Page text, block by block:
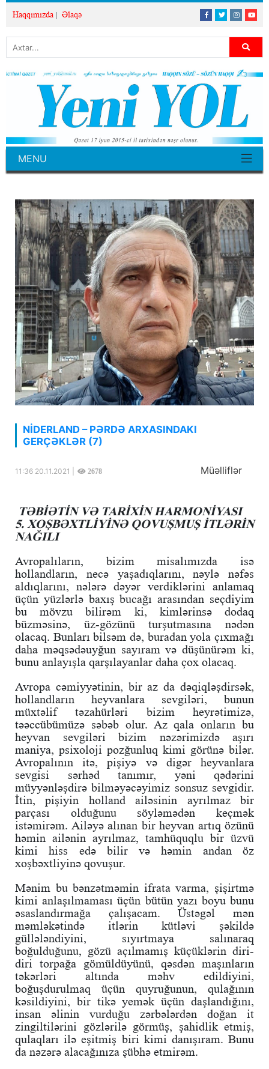
Haqqımızda Əlaqə
MENU
NİDERLAND – PƏRDƏ ARXASINDAKI
GERÇƏKLƏR (7)
11:36 20.11.2021 | 2678 Müəlliflər
TƏBİƏTİN VƏ TARİXİN HARMONİYASI
5. XOŞBƏXTLİYİNƏ QOVUŞMUŞ İTLƏRİN
NAĞILI
Avropalıların, bizim misalımızda isə
hollandların, necə yaşadıqlarını, nəylə nəfəs
aldıqlarını, nələrə dəyər verdiklərini anlamaq
üçün yüzlərlə baxış bucağı arasından seçdiyim
bu mövzu bilirəm ki, kimlərinsə dodaq
büzməsinə, üz-gözünü turşutmasına nədən
olacaq. Bunları bilsəm də, buradan yola çıxmağı
daha məqsədəuyğun sayıram və düşünürəm ki,
bunu anlayışla qarşılayanlar daha çox olacaq.
Avropa cəmiyyətinin, bir az da dəqiqləşdirsək,
hollandların heyvanlara sevgiləri, bunun
müxtəlif təzahürləri bizim heyrətimizə,
təəccübümüzə səbəb olur. Az qala onların bu
heyvan sevgiləri bizim nəzərimizdə aşırı
maniya, psixoloji pozğunluq kimi görünə bilər.
Avropalının itə, pişiyə və digər heyvanlara
sevgisi sərhəd tanımır, yəni qədərini
müyyənləşdirə bilməyəcəyimiz sonsuz sevgidir.
İtin, pişiyin holland ailəsinin ayrılmaz bir
parçası olduğunu söyləmədən keçmək
istəmirəm. Ailəyə alınan bir heyvan artıq özünü
həmin ailənin ayrılmaz, tamhüquqlu bir üzvü
kimi hiss edə bilir və həmin andan öz
xoşbəxtliyinə qovuşur.
Mənim bu bənzətməmin ifrata varma, şişirtmə
kimi anlaşılmaması üçün bütün yazı boyu bunu
əsaslandırmağa çalışacam. Üstəgəl mən
məmləkətində itlərin kütləvi şəkildə
güllələndiyini, sıyırtmaya salınaraq
boğulduğunu, gözü açılmamış küçüklərin diri-
diri torpağa gömüldüyünü, qəsdən maşınların
təkərləri altında məhv edildiyini,
boğuşdurulmaq üçün quyruğunun, qulağının
kəsildiyini, bir tikə yemək üçün daşlandığını,
insan əlinin vurduğu zərbələrdən doğan it
zingiltilərini gözlərilə görmüş, şahidlik etmiş,
qulaqları ilə eşitmiş biri kimi danışıram. Bunu
da nəzərə alacağınıza şübhə etmirəm.